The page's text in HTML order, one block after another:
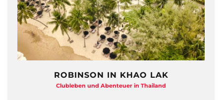
ROBINSON IN KHAO LAK
Clubleben und Abenteuer in Thailand